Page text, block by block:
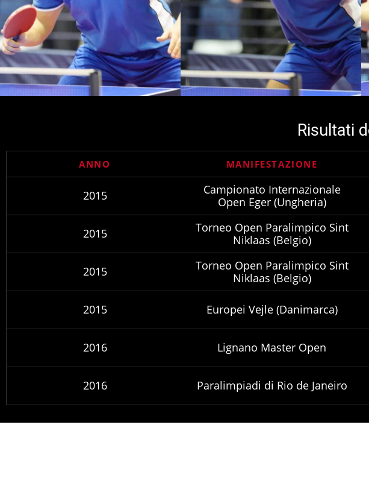
Risultati
ANNO MANIFESTAZIONE
2015
Campionato Internazionale
Open Eger (Ungheria)
2015
Torneo Open Paralimpico Sint
Niklaas (Belgio)
2015
Torneo Open Paralimpico Sint
Niklaas (Belgio)
2015 Europei Vejle (Danimarca)
2016 Lignano Master Open
2016 Paralimpiadi di Rio de Janeiro